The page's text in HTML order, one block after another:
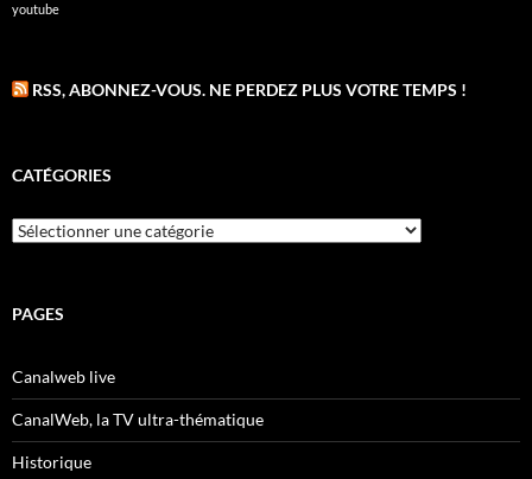
youtube
RSS, ABONNEZ-VOUS. NE PERDEZ PLUS VOTRE TEMPS !
CATÉGORIES
Catégories
PAGES
Canalweb live
CanalWeb, la TV ultra-thématique
Historique